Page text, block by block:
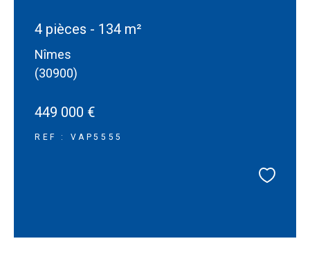
4 pièces - 134 m²
Nîmes
(30900)
449 000 €
REF : VAP5555